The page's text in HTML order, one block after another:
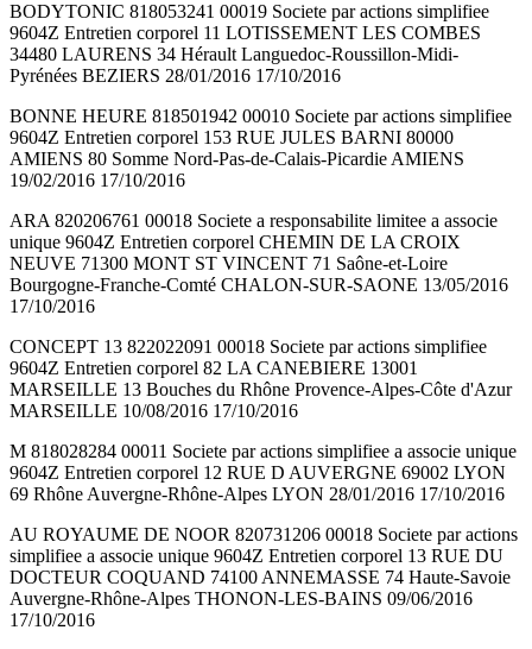
BODYTONIC 818053241 00019 Societe par actions simplifiee
9604Z Entretien corporel 11 LOTISSEMENT LES COMBES
34480 LAURENS 34 Hérault Languedoc-Roussillon-Midi-
Pyrénées BEZIERS 28/01/2016 17/10/2016
BONNE HEURE 818501942 00010 Societe par actions simplifiee
9604Z Entretien corporel 153 RUE JULES BARNI 80000
AMIENS 80 Somme Nord-Pas-de-Calais-Picardie AMIENS
19/02/2016 17/10/2016
ARA 820206761 00018 Societe a responsabilite limitee a associe
unique 9604Z Entretien corporel CHEMIN DE LA CROIX
NEUVE 71300 MONT ST VINCENT 71 Saône-et-Loire
Bourgogne-Franche-Comté CHALON-SUR-SAONE 13/05/2016
17/10/2016
CONCEPT 13 822022091 00018 Societe par actions simplifiee
9604Z Entretien corporel 82 LA CANEBIERE 13001
MARSEILLE 13 Bouches du Rhône Provence-Alpes-Côte d'Azur
MARSEILLE 10/08/2016 17/10/2016
M 818028284 00011 Societe par actions simplifiee a associe unique
9604Z Entretien corporel 12 RUE D AUVERGNE 69002 LYON
69 Rhône Auvergne-Rhône-Alpes LYON 28/01/2016 17/10/2016
AU ROYAUME DE NOOR 820731206 00018 Societe par actions
simplifiee a associe unique 9604Z Entretien corporel 13 RUE DU
DOCTEUR COQUAND 74100 ANNEMASSE 74 Haute-Savoie
Auvergne-Rhône-Alpes THONON-LES-BAINS 09/06/2016
17/10/2016